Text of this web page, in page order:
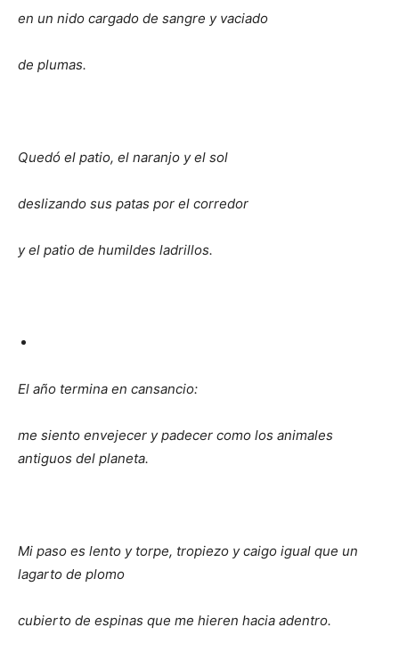
en un nido cargado de sangre y vaciado
de plumas.
Quedó el patio, el naranjo y el sol
deslizando sus patas por el corredor
y el patio de humildes ladrillos.
El año termina en cansancio:
me siento envejecer y padecer como los animales
antiguos del planeta.
Mi paso es lento y torpe, tropiezo y caigo igual que un
lagarto de plomo
cubierto de espinas que me hieren hacia adentro.